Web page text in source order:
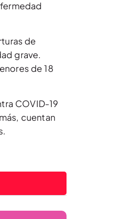
de
grave.
de 18
COVID-19
cuentan